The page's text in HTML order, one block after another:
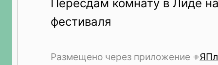
Пересдам комнату в Лиде
фестиваля
Размещено через приложение